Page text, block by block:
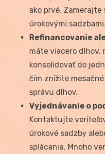
ako prvé.
úrokovými sadzbami.
Refinancovanie
máte viacero dlhov,
konsolidovať do
čím znížite
správu dlhov.
Vyjednávanie o
Kontaktujte
úrokové sadzby
splácania. Mnoho